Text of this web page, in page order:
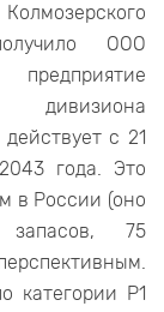
ООО
дивизиона
с 21
года. Это
в России (оно
запасов, 75
категории P1